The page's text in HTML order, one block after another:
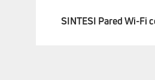
SINTESI Pared Wi-Fi